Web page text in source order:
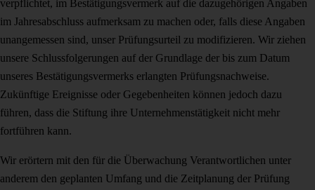
verpflichtet, im Bestätigungsvermerk auf die dazugehörigen Angaben
im Jahres­abschluss aufmerksam zu machen oder, falls diese Angaben
unangemessen sind, unser Prüfungsurteil zu modifizieren. Wir ziehen
unsere Schlussfolgerun­gen auf der Grundlage der bis zum Datum
unseres Bestätigungsvermerks er­langten Prüfungsnachweise.
Zukünftige Ereignisse oder Gegebenheiten können jedoch dazu
führen, dass die Stiftung ihre Unternehmenstätigkeit nicht mehr
fortführen kann.
Wir erörtern mit den für die Überwachung Verantwortlichen unter
anderem den ge­planten Umfang und die Zeitplanung der Prüfung